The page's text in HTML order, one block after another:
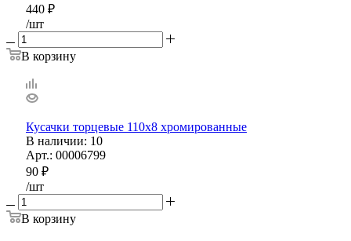
440 ₽
/шт
В корзину
Кусачки торцевые 110х8 хромированные
В наличии: 10
Арт.: 00006799
90 ₽
/шт
В корзину